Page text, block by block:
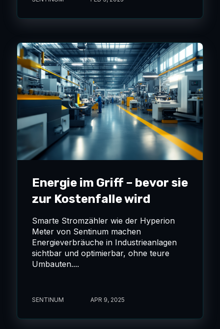
Energie im Griff – bevor sie
zur Kostenfalle wird
Smarte Stromzähler wie der Hyperion
Meter von Sentinum machen
Energieverbräuche in Industrieanlagen
sichtbar und optimierbar, ohne teure
Umbauten....
SENTINUM APR 9, 2025